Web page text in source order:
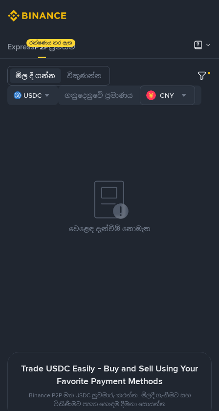
ExpressP2Pප්‍රිමියම්
රක්ෂණය කර ඇත
මිල දී ගන්න විකුණන්න
USDC CNY
වෙළෙඳ දැන්වීම් නොමැත
Trade USDC Easily - Buy and Sell Using Your
Favorite Payment Methods
Binance P2P මත USDC හුවමාරු කරන්න. මිලදී ගැනීමට සහ
විකිණීමට පහත හොඳම දීමනා සොයන්න